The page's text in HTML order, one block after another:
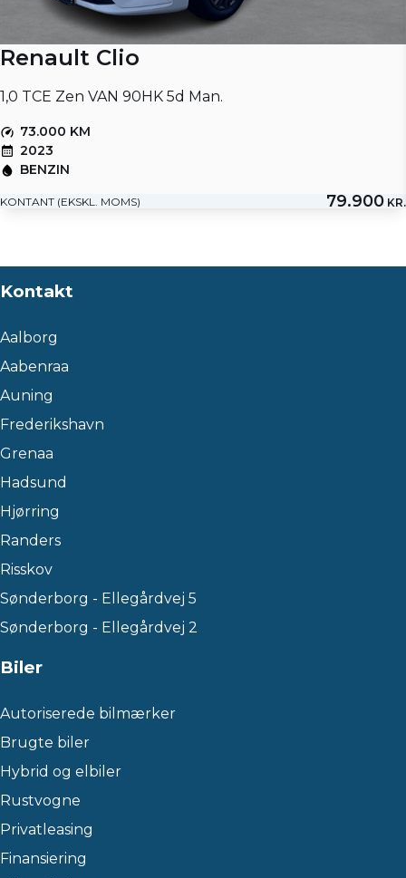
Renault Clio
1,0 TCE Zen VAN 90HK 5d Man.
73.000 KM
2023
BENZIN
KONTANT (EKSKL. MOMS) 79.900 KR.
Kontakt
Aalborg
Aabenraa
Auning
Frederikshavn
Grenaa
Hadsund
Hjørring
Randers
Risskov
Sønderborg - Ellegårdvej 5
Sønderborg - Ellegårdvej 2
Biler
Autoriserede bilmærker
Brugte biler
Hybrid og elbiler
Rustvogne
Privatleasing
Finansiering